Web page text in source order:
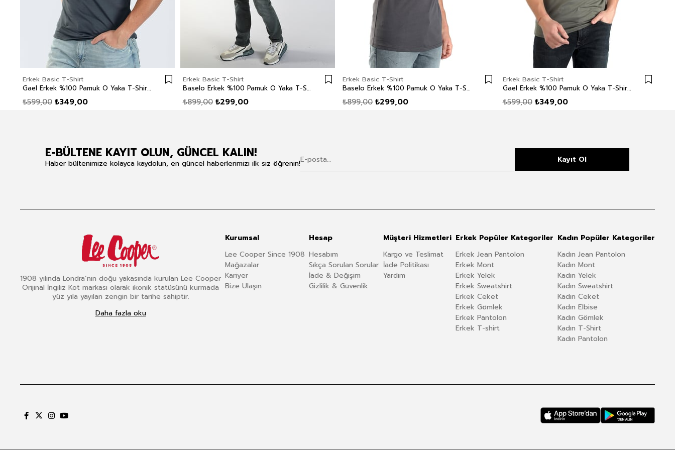
Erkek Basic T-Shirt
Gael Erkek %100 Pamuk O Yaka T-Shirt İndigo
₺349,00
₺599,00
Erkek Basic T-Shirt
Baselo Erkek %100 Pamuk O Yaka T-Shirt Beyaz
₺299,00
₺899,00
Erkek Basic T-Shirt
Baselo Erkek %100 Pamuk O Yaka T-Shirt Antrasit
₺299,00
₺899,00
Erkek Basic T-Shirt
Gael Erkek %100 Pamuk O Yaka T-Shirt Haki
₺349,00
₺599,00
E-BÜLTENE KAYIT OLUN, GÜNCEL KALIN!
Haber bültenimize kolayca kaydolun, en güncel haberlerimizi ilk siz öğrenin! Kayıt Ol
1908 yılında Londra’nın doğu yakasında kurulan Lee Cooper
Orijinal İngiliz Kot markası olarak ikonik statüsünü kurmada
yüz yıla yayılan zengin bir tarihe sahiptir.
Daha fazla oku
Kurumsal
Lee Cooper Since 1908
Mağazalar
Kariyer
Bize Ulaşın
Hesap
Hesabım
Sıkça Sorulan Sorular
İade & Değişim
Gizlilik & Güvenlik
Müşteri Hizmetleri
Kargo ve Teslimat
İade Politikası
Yardım
Erkek Popüler Kategoriler
Erkek Jean Pantolon
Erkek Mont
Erkek Yelek
Erkek Sweatshirt
Erkek Ceket
Erkek Gömlek
Erkek Pantolon
Erkek T-shirt
Kadın Popüler Kategoriler
Kadın Jean Pantolon
Kadın Mont
Kadın Yelek
Kadın Sweatshirt
Kadın Ceket
Kadın Elbise
Kadın Gömlek
Kadın T-Shirt
Kadın Pantolon